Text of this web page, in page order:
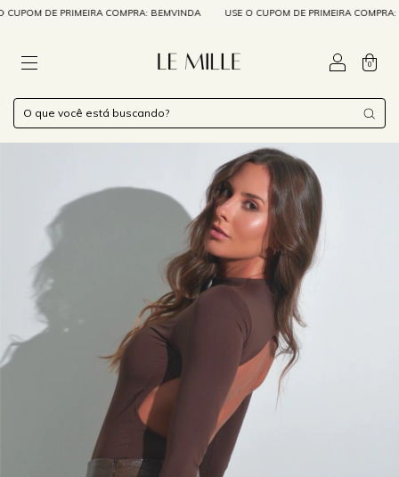
DE PRIMEIRA COMPRA: BEMVINDA USE O CUPOM DE PRIMEIRA COMPRA:
0